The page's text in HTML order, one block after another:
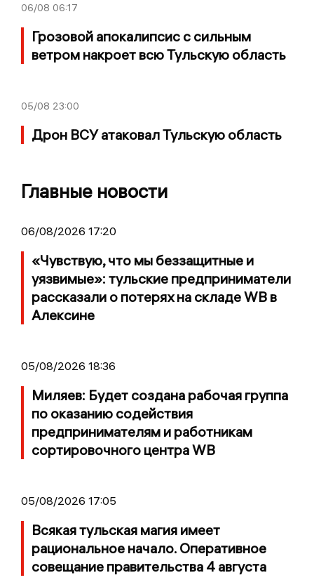
06/08 06:17
Грозовой апокалипсис с сильным
ветром накроет всю Тульскую область
05/08 23:00
Дрон ВСУ атаковал Тульскую область
Главные новости
06/08/2026 17:20
«Чувствую, что мы беззащитные и
уязвимые»: тульские предприниматели
рассказали о потерях на складе WB в
Алексине
05/08/2026 18:36
Миляев: Будет создана рабочая группа
по оказанию содействия
предпринимателям и работникам
сортировочного центра WB
05/08/2026 17:05
Всякая тульская магия имеет
рациональное начало. Оперативное
совещание правительства 4 августа